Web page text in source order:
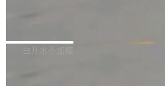
员工参与设立的专项资产管理计划。其中
一个回归问题，该问题导致拉取镜像时会
e 孵化器项目管理委员会（IPMC）投票
白开水不加糖